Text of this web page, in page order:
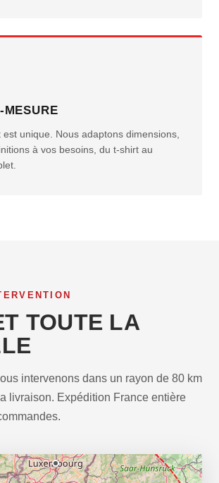
MESURE
unique. Nous adaptons dimensions,
à vos besoins, du t-shirt au
TOUTE LA
intervenons dans un rayon de 80 km
livraison. Expédition France entière